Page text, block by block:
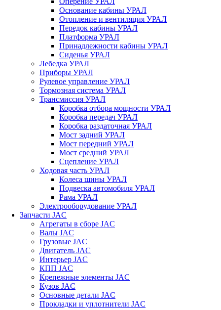
Основание кабины УРАЛ
Отопление и вентиляция УРАЛ
Передок кабины УРАЛ
Платформа УРАЛ
Принадлежности кабины УРАЛ
Сиденья УРАЛ
Лебедка УРАЛ
Приборы УРАЛ
Рулевое управление УРАЛ
Тормозная система УРАЛ
Трансмиссия УРАЛ
Коробка отбора мощности УРАЛ
Коробка передач УРАЛ
Коробка раздаточная УРАЛ
Мост задний УРАЛ
Мост передний УРАЛ
Мост средний УРАЛ
Сцепление УРАЛ
Ходовая часть УРАЛ
Колеса шины УРАЛ
Подвеска автомобиля УРАЛ
Рама УРАЛ
Электрооборудование УРАЛ
Запчасти JAC
Агрегаты в сборе JAC
Валы JAC
Грузовые JAC
Двигатель JAC
Интерьер JAC
КПП JAC
Крепежные элементы JAC
Кузов JAC
Основные детали JAC
Прокладки и уплотнители JAC